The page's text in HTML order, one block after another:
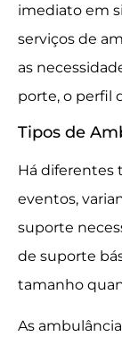
imediato em
serviços de
as
porte, o perfil
Tipos de
Há diferentes
eventos,
suporte
de suporte
tamanho
As